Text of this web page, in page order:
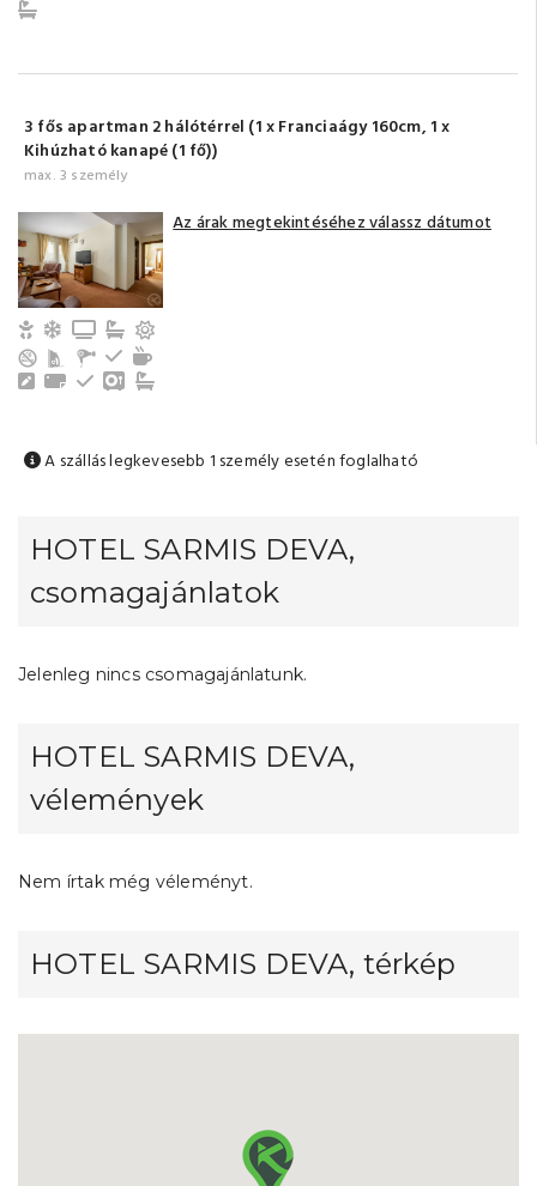
3 fős apartman 2 hálótérrel (1 x Franciaágy 160cm, 1 x
Kihúzható kanapé (1 fő))
max. 3 személy
Gyerek- és bababarát
Légkondicionálás
TV Fürdőszoba fürdőkáddal (saját)
Hűtőszekrény
ÍróasztalTörölközők
Emeleti
Széf
Az árak megtekintéséhez válassz dátumot
A szállás legkevesebb 1 személy esetén foglalható
HOTEL SARMIS DEVA,
csomagajánlatok
Jelenleg nincs csomagajánlatunk.
HOTEL SARMIS DEVA,
vélemények
Nem írtak még véleményt.
HOTEL SARMIS DEVA, térkép